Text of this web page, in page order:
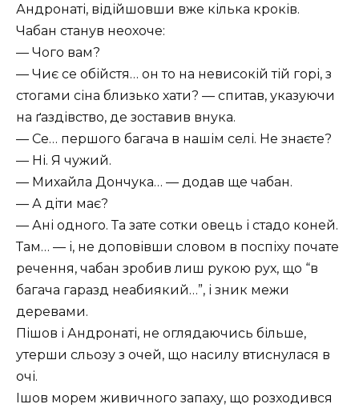
Андронаті, відійшовши вже кілька кроків.
Чабан станув неохоче:
— Чого вам?
— Чиє се обійстя… он то на невисокій тій горі, з
стогами сіна близько хати? — спитав, указуючи
на ґаздівство, де зоставив внука.
— Се… першого багача в нашім селі. Не знаєте?
— Ні. Я чужий.
— Михайла Дончука… — додав ще чабан.
— А діти має?
— Ані одного. Та зате сотки овець і стадо коней.
Там… — і, не доповівши словом в поспіху почате
речення, чабан зробив лиш рукою рух, що “в
багача гаразд неабиякий…”, і зник межи
деревами.
Пішов і Андронаті, не оглядаючись більше,
утерши сльозу з очей, що насилу втиснулася в
очі.
Ішов морем живичного запаху, що розходився